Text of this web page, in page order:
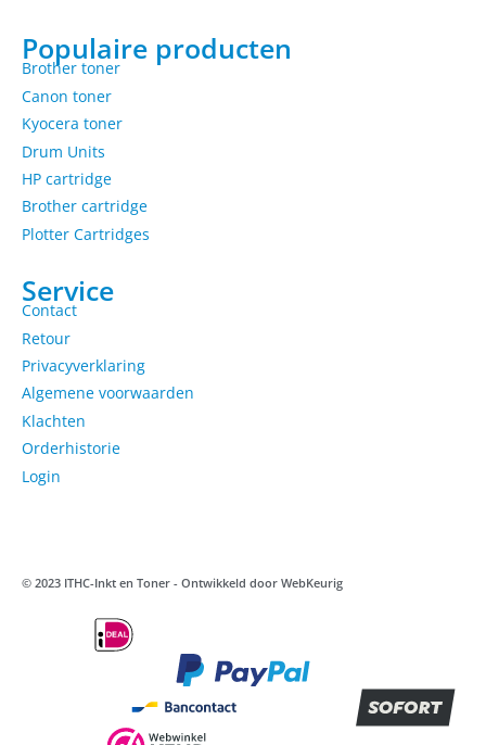
Populaire producten
Brother toner
Canon toner
Kyocera toner
Drum Units
HP cartridge
Brother cartridge
Plotter Cartridges
Service
Contact
Retour
Privacyverklaring
Algemene voorwaarden
Klachten
Orderhistorie
Login
© 2023 ITHC-Inkt en Toner - Ontwikkeld door WebKeurig